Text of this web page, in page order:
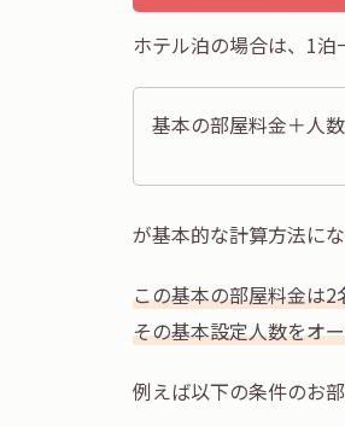
ホテル泊の場合は、1
基本の部屋料金＋人
が基本的な計算方法にな
この基本の部屋料金は
その基本設定人数をオ
例えば以下の条件のお